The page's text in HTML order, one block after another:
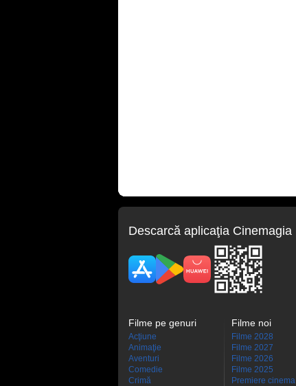
Descarcă aplicaţia Cinemagia
Filme pe genuri
Acţiune
Animaţie
Aventuri
Comedie
Crimă
Filme noi
Filme 2028
Filme 2027
Filme 2026
Filme 2025
Premiere cinema